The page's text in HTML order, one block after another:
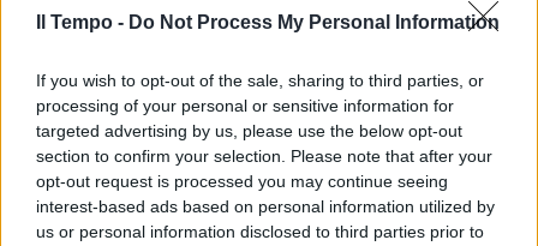
Il Tempo - Do Not Process My Personal Information
If you wish to opt-out of the sale, sharing to third parties, or
processing of your personal or sensitive information for
targeted advertising by us, please use the below opt-out
section to confirm your selection. Please note that after your
opt-out request is processed you may continue seeing
interest-based ads based on personal information utilized by
us or personal information disclosed to third parties prior to